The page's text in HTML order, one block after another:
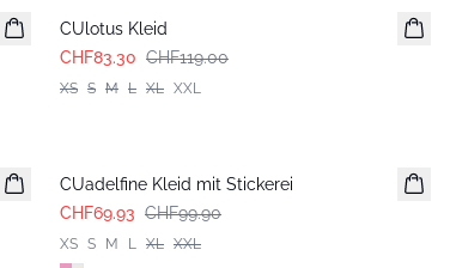
CUlotus Kleid
CHF83.30 CHF119.00
XS S M L XL XXL
CUadelfine Kleid mit Stickerei
CHF69.93 CHF99.90
XS S M L XL XXL